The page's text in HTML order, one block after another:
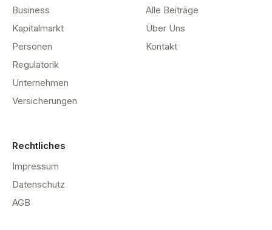
Business
Kapitalmarkt
Personen
Regulatorik
Unternehmen
Versicherungen
Alle Beiträge
Über Uns
Kontakt
Rechtliches
Impressum
Datenschutz
AGB